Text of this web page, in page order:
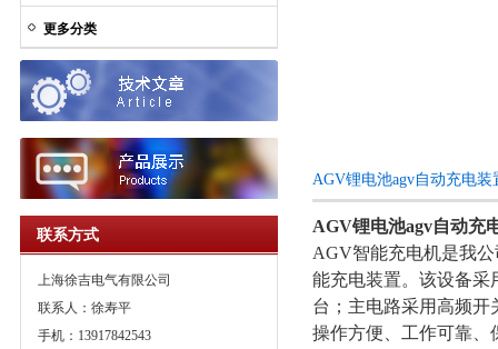
更多分类
联系方式
上海徐吉电气有限公司
联系人：徐寿平
手机：13917842543
AGV锂电池agv自动充电
AGV锂电池agv自动充
AGV智能充电机是我
能充电装置。该设备采
台；主电路采用高频
操作方便、工作可靠、